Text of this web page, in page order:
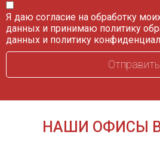
Я даю согласие на обработку
данных и принимаю политику
данных и политику
НАШИ ОФИСЫ